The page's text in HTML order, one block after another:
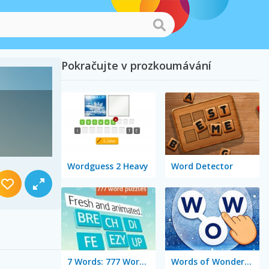
Pokračujte v prozkoumávání
Wordguess 2 Heavy Word Detector
7 Words: 777 Word Puzzles Words of Wonders - WOW